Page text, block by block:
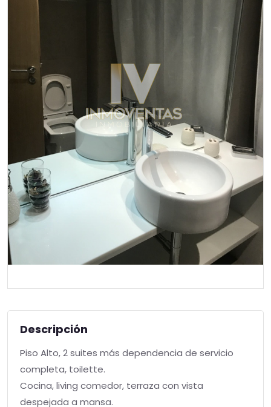
Descripción
Piso Alto, 2 suites más dependencia de servicio
completa, toilette.
Cocina, living comedor, terraza con vista
despejada a mansa.